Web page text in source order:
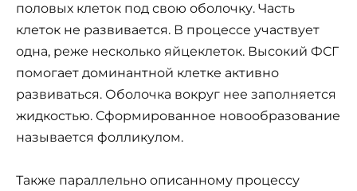
половых клеток под свою оболочку. Часть
клеток не развивается. В процессе участвует
одна, реже несколько яйцеклеток. Высокий ФСГ
помогает доминантной клетке активно
развиваться. Оболочка вокруг нее заполняется
жидкостью. Сформированное новообразование
называется фолликулом.
Также параллельно описанному процессу